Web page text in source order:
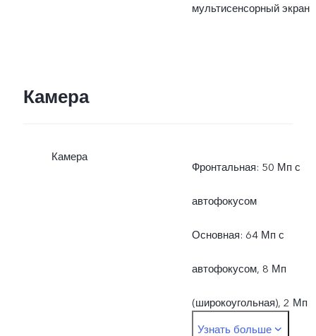
мультисенсорный экран
Камера
Камера
Фронтальная: 50 Мп с
автофокусом
Основная: 64 Мп с
автофокусом, 8 Мп
(широкоугольная), 2 Мп
Узнать больше